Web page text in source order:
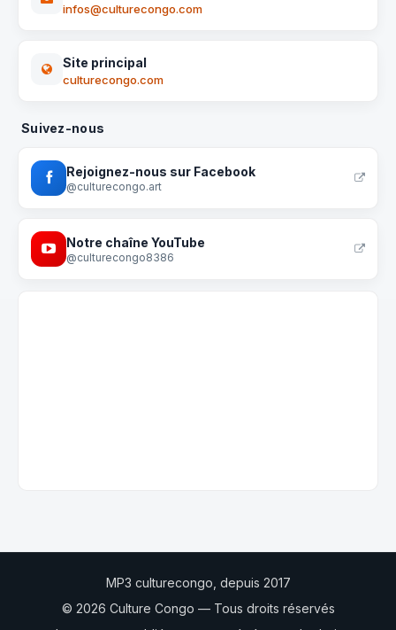
infos@culturecongo.com
Site principal
culturecongo.com
Suivez-nous
Rejoignez-nous sur Facebook
@culturecongo.art
Notre chaîne YouTube
@culturecongo8386
MP3 culturecongo, depuis 2017
© 2026 Culture Congo — Tous droits réservés